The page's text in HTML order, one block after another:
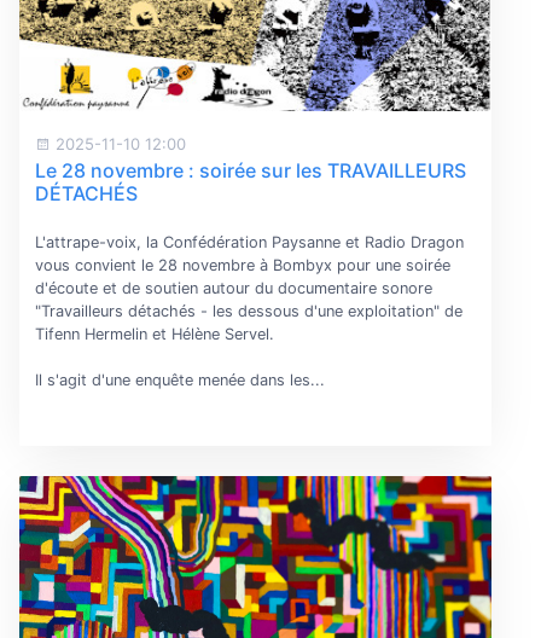
2025-11-10 12:00
Le 28 novembre : soirée sur les TRAVAILLEURS
DÉTACHÉS
L'attrape-voix, la Confédération Paysanne et Radio Dragon
vous convient le 28 novembre à Bombyx pour une soirée
d'écoute et de soutien autour du documentaire sonore
"Travailleurs détachés - les dessous d'une exploitation" de
Tifenn Hermelin et Hélène Servel.
Il s'agit d'une enquête menée dans les...